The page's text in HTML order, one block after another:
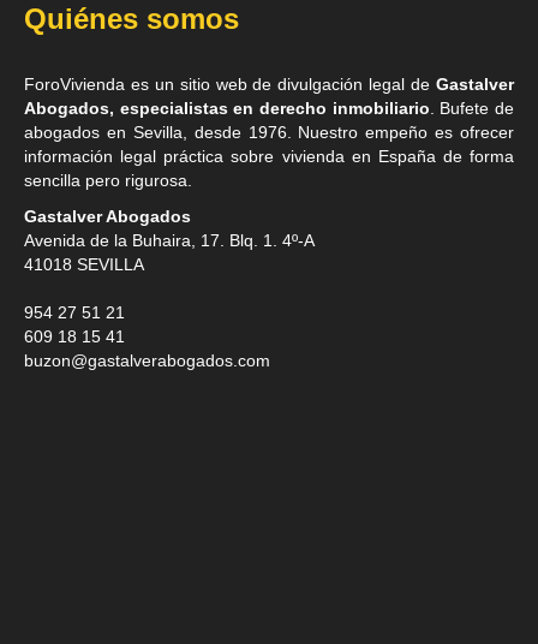
Quiénes somos
ForoVivienda es un sitio web de divulgación legal de Gastalver
Abogados, especialistas en derecho inmobiliario . Bufete de
abogados en Sevilla , desde 1976. Nuestro empeño es ofrecer
información legal práctica sobre vivienda en España de forma
sencilla pero rigurosa.
Gastalver Abogados
Avenida de la Buhaira, 17. Blq. 1. 4º-A
41018 SEVILLA
954 27 51 21
609 18 15 41
buzon@gastalverabogados.com